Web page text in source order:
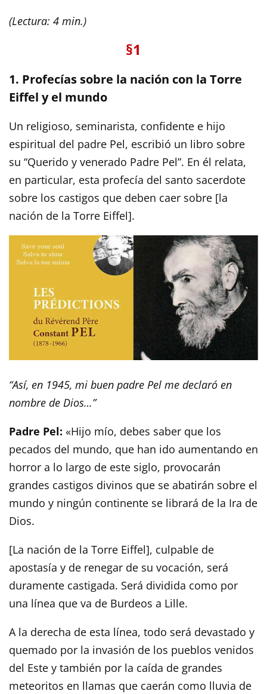
(Lectura: 4 min.)
§1
1. Profecías sobre la nación con la Torre
Eiffel y el mundo
Un religioso, seminarista, confidente e hijo
espiritual del padre Pel, escribió un libro sobre
su “Querido y venerado Padre Pel”. En él relata,
en particular, esta profecía del santo sacerdote
sobre los castigos que deben caer sobre [la
nación de la Torre Eiffel].
“Así, en 1945, mi buen padre Pel me declaró en
nombre de Dios…”
Padre Pel: «Hijo mío, debes saber que los
pecados del mundo, que han ido aumentando en
horror a lo largo de este siglo, provocarán
grandes castigos divinos que se abatirán sobre el
mundo y ningún continente se librará de la Ira de
Dios.
[La nación de la Torre Eiffel], culpable de
apostasía y de renegar de su vocación, será
duramente castigada. Será dividida como por
una línea que va de Burdeos a Lille.
A la derecha de esta línea, todo será devastado y
quemado por la invasión de los pueblos venidos
del Este y también por la caída de grandes
meteoritos en llamas que caerán como lluvia de